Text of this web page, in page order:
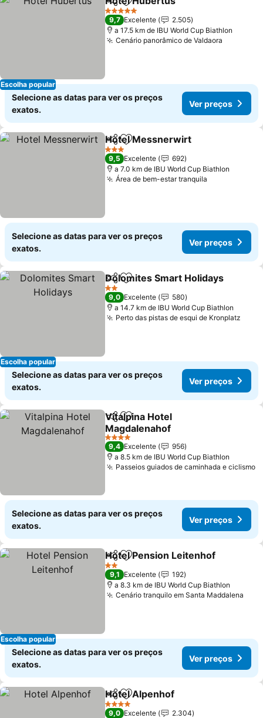
Escolha popular
PartilharAdicionar aos favoritos
5 Estrelas
9,7 Excelente
2.505
a 17.5 km de IBU World Cup Biathlon
Cenário panorâmico de Valdaora
Selecione as datas para ver os preços
exatos.
Ver preços
PartilharAdicionar aos favoritos
Hotel Messnerwirt
3 Estrelas
9,5 Excelente
692
a 7.0 km de IBU World Cup Biathlon
Área de bem-estar tranquila
Selecione as datas para ver os preços
exatos.
Ver preços
Escolha popular
PartilharAdicionar aos favoritos
Dolomites Smart Holidays
2 Estrelas
9,0 Excelente
580
a 14.7 km de IBU World Cup Biathlon
Perto das pistas de esqui de Kronplatz
Selecione as datas para ver os preços
exatos.
Ver preços
PartilharAdicionar aos favoritos
Vitalpina Hotel
Magdalenahof
4 Estrelas
9,4 Excelente
956
a 8.5 km de IBU World Cup Biathlon
Passeios guiados de caminhada e ciclismo
Selecione as datas para ver os preços
exatos.
Ver preços
Escolha popular
PartilharAdicionar aos favoritos
Hotel Pension Leitenhof
2 Estrelas
9,1 Excelente
192
a 8.3 km de IBU World Cup Biathlon
Cenário tranquilo em Santa Maddalena
Selecione as datas para ver os preços
exatos.
Ver preços
PartilharAdicionar aos favoritos
Hotel Alpenhof
4 Estrelas
9,0 Excelente
2.304